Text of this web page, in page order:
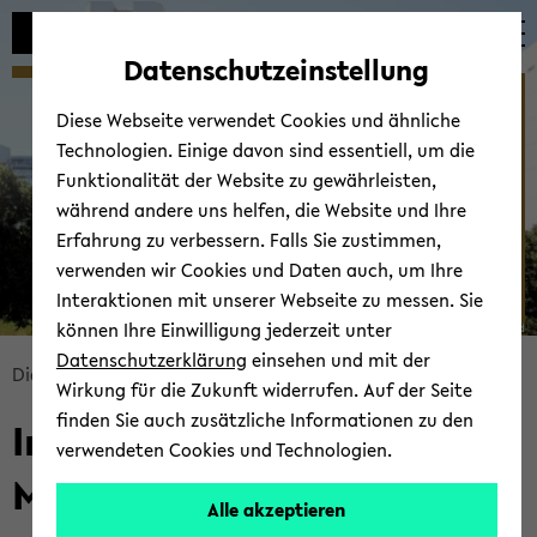
Automatische
vermeiden
skip
main
skip
main
skip
footer
skip
breadcrumb
navigation
to
main
Di­dak­tik der Ma­the­ma­tik Start­sei­te
Institut für Didaktik der
Mathematik
© Uni­ver­si­tät Bie­le­feld
In­sti­tut für Di­dak­tik der
Ma­the­ma­tik
Datenschutzeinstellung
Diese Webseite verwendet Cookies und ähnliche
Technologien. Einige davon sind essentiell, um die
Funktionalität der Website zu gewährleisten,
während andere uns helfen, die Website und Ihre
Erfahrung zu verbessern. Falls Sie zustimmen,
verwenden wir Cookies und Daten auch, um Ihre
Interaktionen mit unserer Webseite zu messen. Sie
können Ihre Einwilligung jederzeit unter
Datenschutzerklärung einsehen und mit der
Wirkung für die Zukunft widerrufen. Auf der Seite
finden Sie auch zusätzliche Informationen zu den
verwendeten Cookies und Technologien.
Alle akzeptieren